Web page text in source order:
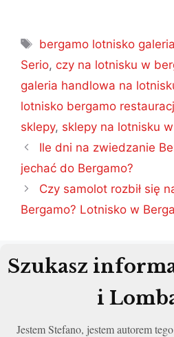
Tagi
bergamo lotnisko galeria
Serio, czy na lotnisku w
galeria handlowa na
lotnisko bergamo
sklepy, sklepy na lotnisku
Nawigacja
wpisu
Ile dni na zwiedzanie
jechać do Bergamo?
Czy samolot rozbił się
Bergamo? Lotnisko w
Szukasz
i
Jestem Stefano, jestem autorem